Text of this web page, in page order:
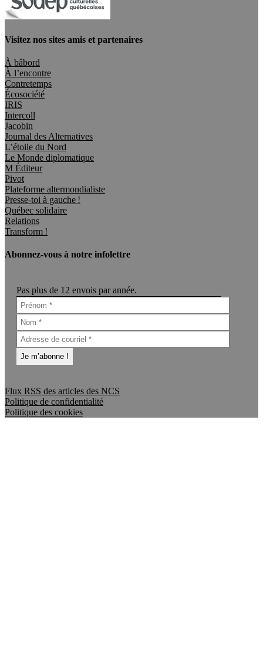
Visitez nos sites amis et partenaires
À bâbord
À l’encontre
Contretemps
Écosociété
IRIS
Intercoll
Jacobin
Journal des Alternatives
L’étoile du Nord
Le Monde diplomatique
M Éditeur
Pivot
Plateforme altermondialiste
Presse-toi à gauche !
Québec solidaire
Relations
Transform !
Abonnez-vous à notre infolettre
Pas plus de 12 envois par année.
Flux RSS des articles des NCS
Politique de confidentialité
Politique des cookies